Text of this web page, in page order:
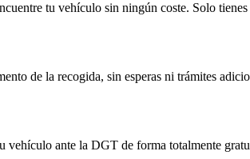
tu vehículo sin ningún coste. Solo
de la recogida, sin esperas ni trámites
vehículo ante la DGT de forma totalmente